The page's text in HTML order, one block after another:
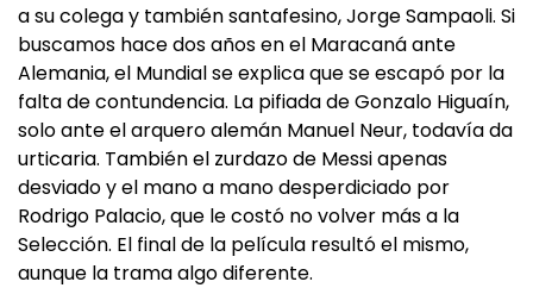
a su colega y también santafesino, Jorge Sampaoli. Si
buscamos hace dos años en el Maracaná ante
Alemania, el Mundial se explica que se escapó por la
falta de contundencia. La pifiada de Gonzalo Higuaín,
solo ante el arquero alemán Manuel Neur, todavía da
urticaria. También el zurdazo de Messi apenas
desviado y el mano a mano desperdiciado por
Rodrigo Palacio, que le costó no volver más a la
Selección. El final de la película resultó el mismo,
aunque la trama algo diferente.